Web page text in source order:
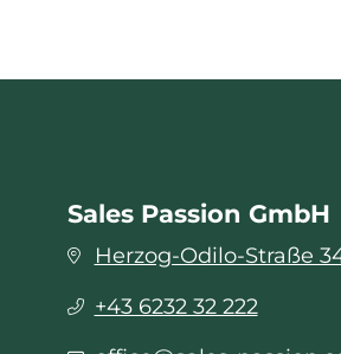
Sales Passion GmbH
Herzog-Odilo-Straße
+43 6232 32 222